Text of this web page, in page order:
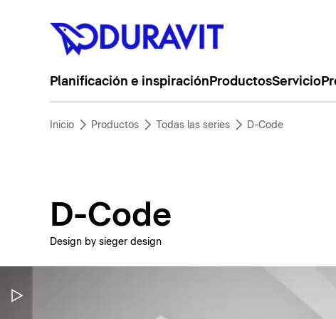
Planificación e inspiración ProductosServicio
Inicio Productos Todas las series D-Code
D-Code
Design by sieger design
Pausar vídeo